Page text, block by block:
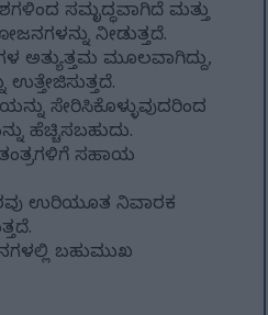
ಸಮೃದ್ಧವಾಗಿದೆ ಮತ್ತು
ನೀಡುತ್ತದೆ.
ಅತ್ಯುತ್ತಮ ಮೂಲವಾಗಿದ್ದು,
ಸೇರಿಸಿಕೊಳ್ಳುವುದರಿಂದ
ಹೆಚ್ಚಿಸಬಹುದು.
ಸಹಾಯ
ಉರಿಯೂತ ನಿವಾರಕ
ಬಹುಮುಖ